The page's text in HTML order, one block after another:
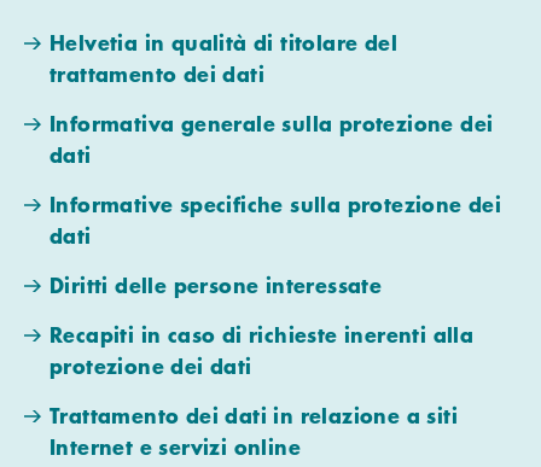
Helvetia in qualità di titolare del
trattamento dei dati
Informativa generale sulla protezione dei
dati
Informative specifiche sulla protezione dei
dati
Diritti delle persone interessate
Recapiti in caso di richieste inerenti alla
protezione dei dati
Trattamento dei dati in relazione a siti
Internet e servizi online